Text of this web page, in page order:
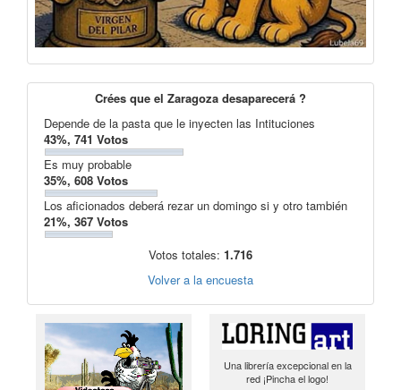
Crées que el Zaragoza desaparecerá ?
Depende de la pasta que le inyecten las Intituciones
43%, 741 Votos
Es muy probable
35%, 608 Votos
Los aficionados deberá rezar un domingo si y otro también
21%, 367 Votos
Votos totales: 1.716
Volver a la encuesta
Una librería excepcional en la
red ¡Pincha el logo!